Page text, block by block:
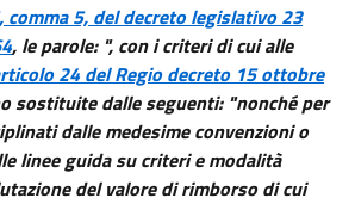
5, del decreto legislativo 23
, le parole: ", con i criteri di cui alle
24 del Regio decreto 15 ottobre
sostituite dalle seguenti: "nonché per
dalle medesime convenzioni o
linee guida su criteri e modalità
del valore di rimborso di cui